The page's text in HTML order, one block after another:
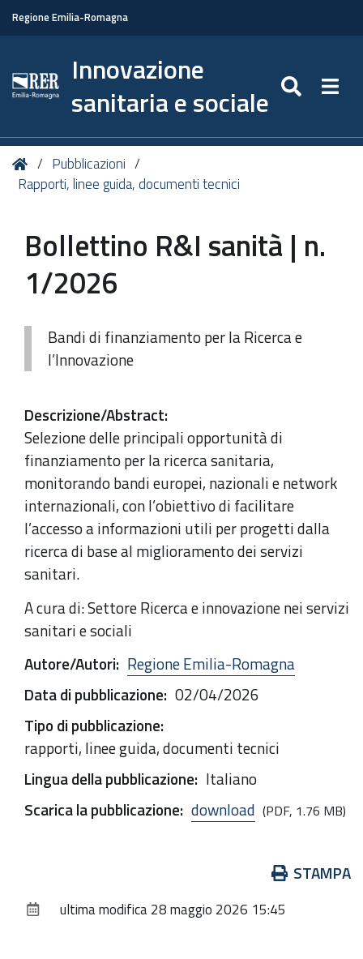
Regione Emilia-Romagna
Innovazione
sanitaria e sociale
Tu
sei
HomePubblicazioni
Rapporti, linee guida, documenti tecnici
Bollettino R&I sanità | n.
1/2026
Bandi di finanziamento per la Ricerca e
l’Innovazione
Descrizione/Abstract:
Selezione delle principali opportunità di
finanziamento per la ricerca sanitaria,
monitorando bandi europei, nazionali e network
internazionali, con l’obiettivo di facilitare
l’accesso a informazioni utili per progetti dalla
ricerca di base al miglioramento dei servizi
sanitari.
A cura di: Settore Ricerca e innovazione nei servizi
sanitari e sociali
Autore/Autori: Regione Emilia-Romagna
Data di pubblicazione: 02/04/2026
Tipo di pubblicazione:
rapporti, linee guida, documenti tecnici
Lingua della pubblicazione: Italiano
Scarica la pubblicazione: download (PDF, 1.76 MB)
documento
STAMPA
ultima modifica28 maggio 2026 15:45